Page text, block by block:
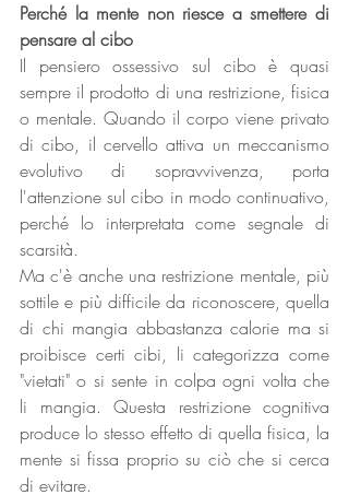
Perché la mente non riesce a smettere di
pensare al cibo
Il pensiero ossessivo sul cibo è quasi
sempre il prodotto di una restrizione, fisica
o mentale. Quando il corpo viene privato
di cibo, il cervello attiva un meccanismo
evolutivo di sopravvivenza, porta
l'attenzione sul cibo in modo continuativo,
perché lo interpretata come segnale di
scarsità.
Ma c'è anche una restrizione mentale, più
sottile e più difficile da riconoscere, quella
di chi mangia abbastanza calorie ma si
proibisce certi cibi, li categorizza come
"vietati" o si sente in colpa ogni volta che
li mangia. Questa restrizione cognitiva
produce lo stesso effetto di quella fisica, la
mente si fissa proprio su ciò che si cerca
di evitare.